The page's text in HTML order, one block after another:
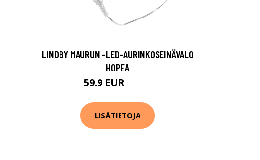
LINDBY MAURUN -LED-AURINKOSEINÄVALO
HOPEA
59.9 EUR
LISÄTIETOJA